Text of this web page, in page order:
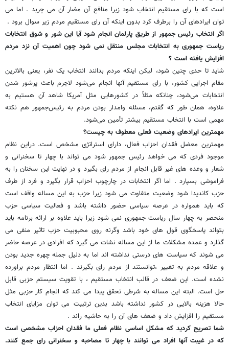
است که با رای مستقیم انتخاب شود زیرا منافع آن مضار آن می چربد . اما می
توان ایرادهای آن را برطرف کرد بدون اینکه آن رای مستقیم مردم زیر سوال برود .
اگر انتخاب رئیس جمهور از طریق پارلمان انجام شود آیا این شور و شوق انتخابات
ریاست جمهوری به انتخابات مجلس منتقل نمی شود چون اهمیت آن نزد مردم
افزایش یافته است ؟
شاید تا حدی چنین شود، لیکن اینکه مردم بدانند انتخاب یک نفر، یعنی بالاترین
مقام اجرایی کشور، با رای مستقیم آنها انجام می‌شود لاجرم باعث پرشور شدن
انتخابات می‌شود، چنانکه مثلاً در کشور‌هایی مثل آمریکا شاهد آن هستیم به
علاوه، همان طور که گفتم، مسئله وامدار بودن مردم به رئیس‌جمهور هم نکته
مهمی است با انتخاب مستقیم بیشتر تأمین می‌شود.
مهمترین ایرادهای وضعیت فعلی معطوف به چیست؟
مهمترین معضل فقدان احزاب فعال، دارای استراتژی مشخص است. دراین نظام
موجود فردی که می خواهد رئیس جمهور شود می تواند با چهار تا سخنرانی و
شعار و وعده های غیر قابل انجام از مردم رای بگیرد و در نهایت این سخنان را به
فراموشی بسپارد . اما اگر انتخابات در چارچوب احزاب قرار بگیرد و فرد از طرف
حزب کاندیدا شود وضعیت متفاوت می شود زیرا حزب به این مساله واقف است
که باید همواره در عرصه سیاسی حضور داشته باشد و فعالیت سیاسی حزب
منحصر به چهار سال ریاست جمهوری نمی شود زیرا باید علاوه بر ارائه برنامه باید
بتواند پاسخگوی قول های خود باشد وگرنه روی محبوبیت حزب تاثیر منفی می
گذارد و عمده مشکلات ما از این مساله نشات می گیرد که افرادی در عرصه حاضر
می شوند که سیاست های درستی نداشته اند اما به دلیل جمله چهره جدید بودن
و علاقه مردم به تغییر ،توانستند از مردم رای بگیرند . اما انتظار مردم براورده
نشده است. این ضعف در قالب انتخاب مستقیم ، با تقویت سیستم حزبی قابل
حل است. البته این مساله به شرطی تحقق پیدا می کند که انجام کار حزبی مثل
حالا هزینه بالایی در کشور نداشته باشد بدین ترتیبت می توان مزایای انتخاب
مستقیم را افزایش داد و ضعف های آن را به حاشیه راند .
شما تصریح کردید که مشکل اساسی نظام فعلی ما فقدان احزاب مشخصی است
که در غیبت آنها افراد می توانند با چهار تا مصاحبه و سخنرانی رای جمع کنند.